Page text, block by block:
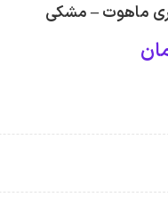
ماهوت – مشکی